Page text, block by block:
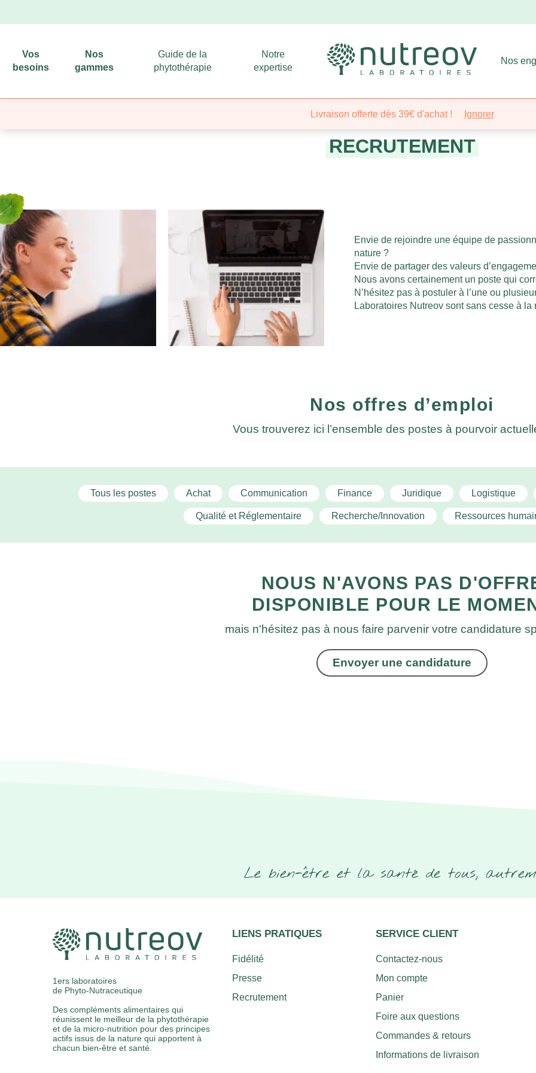
Vos
besoins
Nos
gammes
Guide de la
phytothérapie
Notre
expertise
Nos
RECRUTEMENT
Envie de rejoindre une équipe de
nature ?
Envie de partager des valeurs
Nous avons certainement un poste qui
N’hésitez pas à postuler à l’une ou
Laboratoires Nutreov sont sans cesse à
Nos offres d’emploi
Vous trouverez ici l’ensemble des postes à pourvoir
Tous les postes Achat Communication Finance Juridique Logistique
Qualité et Réglementaire Recherche/Innovation Ressources
NOUS N'AVONS PAS
DISPONIBLE POUR LE
mais n'hésitez pas à nous faire parvenir votre candidature
Envoyer une candidature
Le bien-être et la santé de tous,
1ers laboratoires
de Phyto-Nutraceutique
Des compléments alimentaires qui
réunissent le meilleur de la phytothérapie
et de la micro-nutrition pour des principes
actifs issus de la nature qui apportent à
chacun bien-être et santé.
LIENS PRATIQUES
Fidélité
Presse
Recrutement
SERVICE CLIENT
Contactez-nous
Mon compte
Panier
Foire aux questions
Commandes & retours
Informations de livraison
Livraison offerte dès 39€ d'achat ! Ignorer